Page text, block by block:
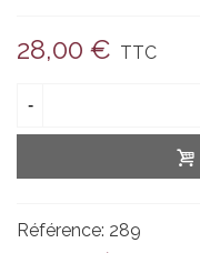
28,00 € TTC
-
Référence: 289